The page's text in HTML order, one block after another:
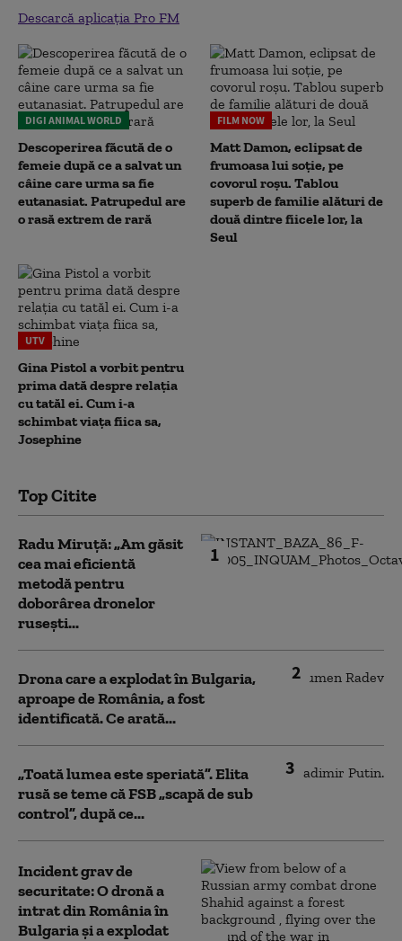
Descarcă aplicația Pro FM
DIGI ANIMAL WORLD
Descoperirea făcută de o
femeie după ce a salvat un
câine care urma sa fie
eutanasiat. Patrupedul are
o rasă extrem de rară
FILM NOW
Matt Damon, eclipsat de
frumoasa lui soție, pe
covorul roșu. Tablou
superb de familie alături de
două dintre fiicele lor, la
Seul
UTV
Gina Pistol a vorbit pentru
prima dată despre relația
cu tatăl ei. Cum i-a
schimbat viața fiica sa,
Josephine
Top Citite
1
Radu Miruță: „Am găsit
cea mai eficientă
metodă pentru
doborârea dronelor
rusești...
2
Drona care a explodat în Bulgaria,
aproape de România, a fost
identificată. Ce arată...
3
„Toată lumea este speriată”. Elita
rusă se teme că FSB „scapă de sub
control”, după ce...
Incident grav de
securitate: O dronă a
intrat din România în
Bulgaria şi a explodat